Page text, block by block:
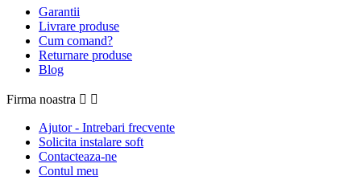
Garantii
Livrare produse
Cum comand?
Returnare produse
Blog
Firma noastra  
Ajutor - Intrebari frecvente
Solicita instalare soft
Contacteaza-ne
Contul meu